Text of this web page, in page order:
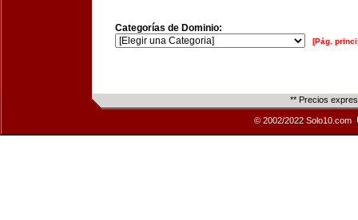
Categorías de Dominio:
[Pág.
** Precios
© 2002/2022 Solo10.com